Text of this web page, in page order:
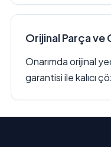
Orijinal Parça ve
Onarımda orijinal
garantisi ile kalıcı